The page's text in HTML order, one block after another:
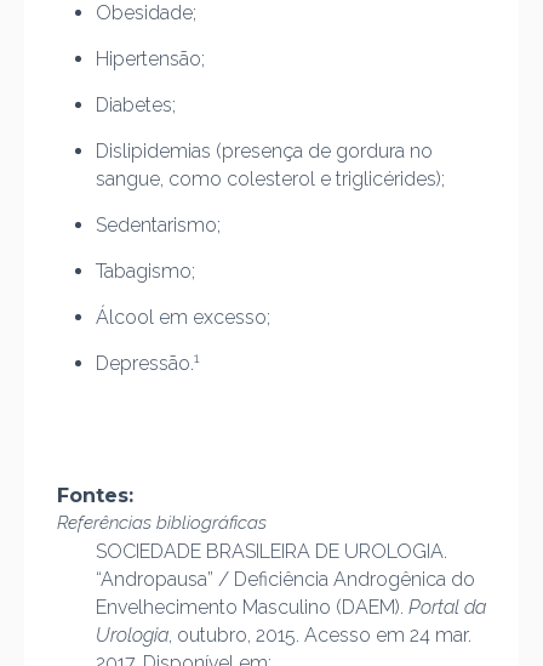
Obesidade;
Hipertensão;
Diabetes;
Dislipidemias (presença de gordura no
sangue, como colesterol e triglicérides);
Sedentarismo;
Tabagismo;
Álcool em excesso;
Depressão.1
Fontes:
Referências bibliográficas
SOCIEDADE BRASILEIRA DE UROLOGIA.
“Andropausa” / Deficiência Androgênica do
Envelhecimento Masculino (DAEM). Portal da
Urologia, outubro, 2015. Acesso em 24 mar.